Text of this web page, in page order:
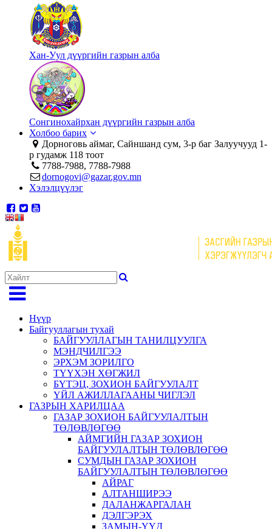
Хан-Уул дүүргийн газрын алба
Сонгинохайрхан дүүргийн газрын алба
Холбоо барих
Дорноговь аймаг, Сайншанд сум, 3-р баг Залуучууд 1-
р гудамж 118 тоот
7788-7988, 7788-7988
dornogovi@gazar.gov.mn
Хэлэлцүүлэг
Нүүр
Байгууллагын тухай
БАЙГУУЛЛАГЫН ТАНИЛЦУУЛГА
МЭНДЧИЛГЭЭ
ЭРХЭМ ЗОРИЛГО
ТҮҮХЭН ХӨГЖИЛ
БҮТЭЦ, ЗОХИОН БАЙГУУЛАЛТ
ҮЙЛ АЖИЛЛАГААНЫ ЧИГЛЭЛ
ГАЗРЫН ХАРИЛЦАА
ГАЗАР ЗОХИОН БАЙГУУЛАЛТЫН
ТӨЛӨВЛӨГӨӨ
АЙМГИЙН ГАЗАР ЗОХИОН
БАЙГУУЛАЛТЫН ТӨЛӨВЛӨГӨӨ
СУМДЫН ГАЗАР ЗОХИОН
БАЙГУУЛАЛТЫН ТӨЛӨВЛӨГӨӨ
АЙРАГ
АЛТАНШИРЭЭ
ДАЛАНЖАРГАЛАН
ДЭЛГЭРЭХ
ЗАМЫН-ҮҮД